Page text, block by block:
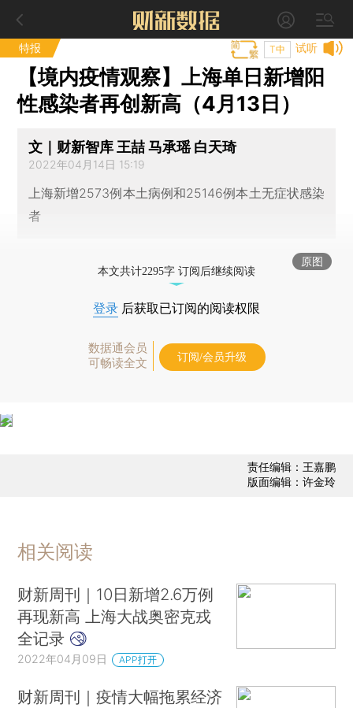
特报 试听
T中
【境内疫情观察】上海单日新增阳
性感染者再创新高（4月13日）
文｜财新智库 王喆 马承瑶 白天琦
2022年04月14日 15:19
上海新增2573例本土病例和25146例本土无症状感染
者
原图
本文共计2295字 订阅后继续阅读
登录 后获取已订阅的阅读权限
数据通会员
可畅读全文
订阅/会员升级
责任编辑：王嘉鹏
版面编辑：许金玲
相关阅读
财新周刊｜10日新增2.6万例
再现新高 上海大战奥密克戎
全记录
2022年04月09日 APP打开
财新周刊｜疫情大幅拖累经济